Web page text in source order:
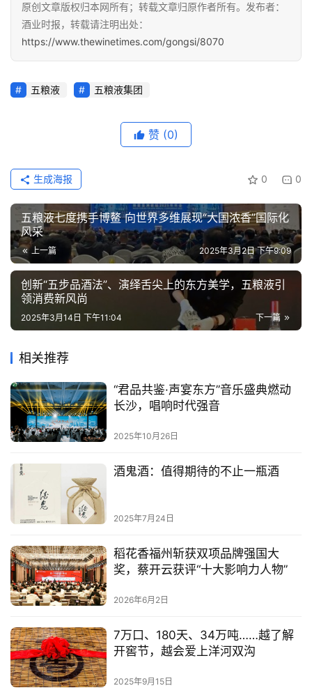
视
频
原创文章版权归本网所有；转载文章归原作者所有。发布者：
酒业时报，转载请注明出处：
https://www.thewinetimes.com/gongsi/8070
五粮液 五粮液集团
赞 (0)
0 0
生成海报
五粮液七度携手博鳌 向世界多维展现“大国浓香”国际化
风采
上一篇 2025年3月2日 下午9:09
创新“五步品酒法”、演绎舌尖上的东方美学，五粮液引
领消费新风尚
下一篇
2025年3月14日 下午11:04
相关推荐
“君品共鉴·声宴东方”音乐盛典燃动
长沙，唱响时代强音
2025年10月26日
酒鬼酒：值得期待的不止一瓶酒
2025年7月24日
稻花香福州斩获双项品牌强国大
奖，蔡开云获评“十大影响力人物”
2026年6月2日
7万口、180天、34万吨……越了解
开窖节，越会爱上洋河双沟
2025年9月15日